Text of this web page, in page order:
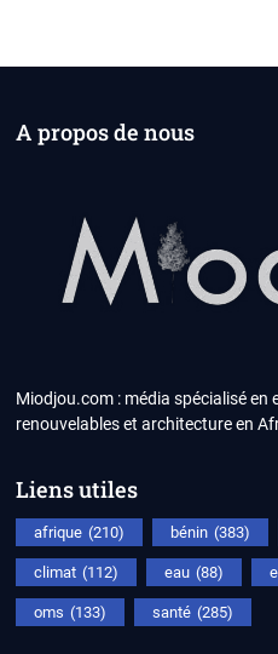
A propos de nous
Miodjou.com : média spécialisé en
renouvelables et architecture en
Liens utiles
afrique (210) bénin (383)
climat (112) eau (88)
oms (133) santé (285)